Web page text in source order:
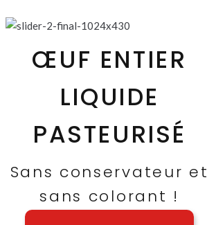
ŒUF ENTIER
LIQUIDE
PASTEURISÉ
Sans conservateur et
sans colorant !